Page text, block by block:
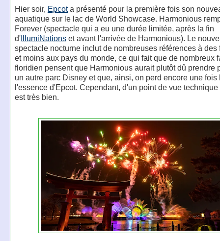
Hier soir, Epcota présenté pour la première fois son
aquatique sur le lac de World Showcase. Harmonious
Forever (spectacle qui a eu une durée limitée, après la fin
d'IllumiNationset avant l'arrivée de Harmonious). Le
spectacle nocturne inclut de nombreuses références à des
et moins aux pays du monde, ce qui fait que de nombreux
floridien pensent que Harmonious aurait plutôt dû prendre
un autre parc Disney et que, ainsi, on perd encore une fois
l'essence d'Epcot. Cependant, d'un point de vue
est très bien.